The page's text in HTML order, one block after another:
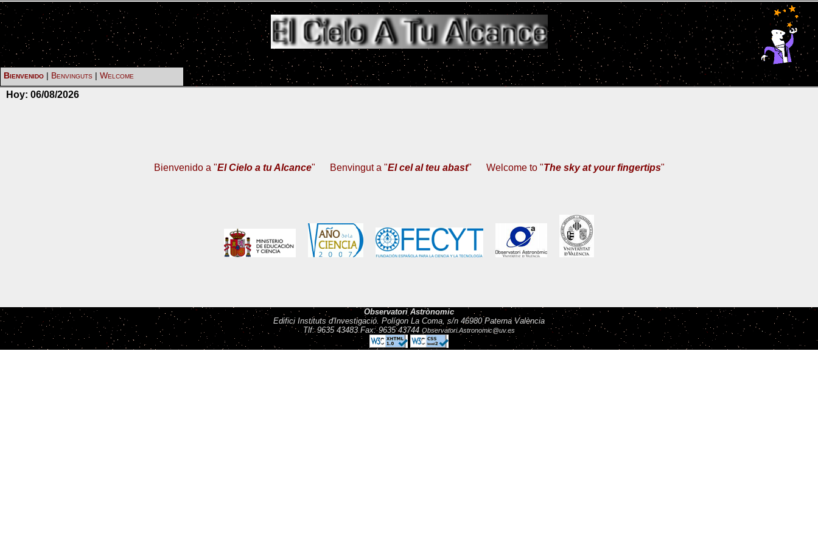
Bienvenido | Benvinguts | Welcome
Hoy: 06/08/2026
Bienvenido a "El Cielo a tu Alcance" Benvingut a "El cel al teu abast" Welcome to "The sky at your fingertips"
Observatori Astrònomic
Edifici Instituts d'Investigació. Polígon La Coma, s/n 46980 Paterna València
Tlf: 9635 43483 Fax: 9635 43744 Observatori.Astronomic@uv.es